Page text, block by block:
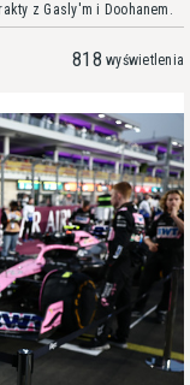
z Gasly'm i Doohanem.
818 wyświetlenia